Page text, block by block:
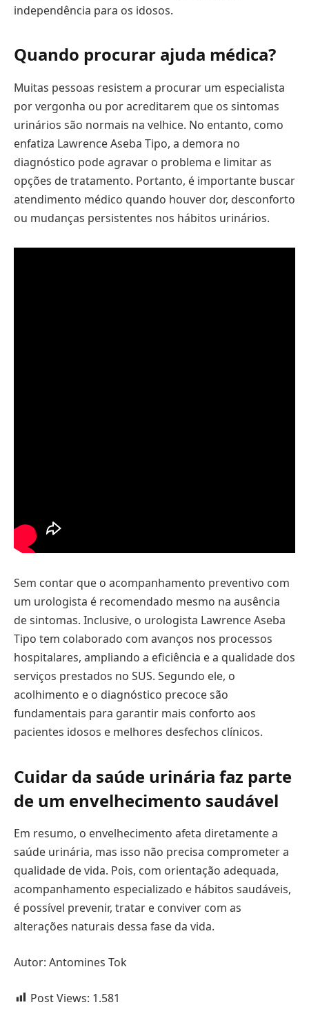
independência para os idosos.
Quando procurar ajuda médica?
Muitas pessoas resistem a procurar um especialista
por vergonha ou por acreditarem que os sintomas
urinários são normais na velhice. No entanto, como
enfatiza Lawrence Aseba Tipo, a demora no
diagnóstico pode agravar o problema e limitar as
opções de tratamento. Portanto, é importante buscar
atendimento médico quando houver dor, desconforto
ou mudanças persistentes nos hábitos urinários.
Sem contar que o acompanhamento preventivo com
um urologista é recomendado mesmo na ausência
de sintomas. Inclusive, o urologista Lawrence Aseba
Tipo tem colaborado com avanços nos processos
hospitalares, ampliando a eficiência e a qualidade dos
serviços prestados no SUS. Segundo ele, o
acolhimento e o diagnóstico precoce são
fundamentais para garantir mais conforto aos
pacientes idosos e melhores desfechos clínicos.
Cuidar da saúde urinária faz parte
de um envelhecimento saudável
Em resumo, o envelhecimento afeta diretamente a
saúde urinária, mas isso não precisa comprometer a
qualidade de vida. Pois, com orientação adequada,
acompanhamento especializado e hábitos saudáveis,
é possível prevenir, tratar e conviver com as
alterações naturais dessa fase da vida.
Autor: Antomines Tok
Post Views: 1.581